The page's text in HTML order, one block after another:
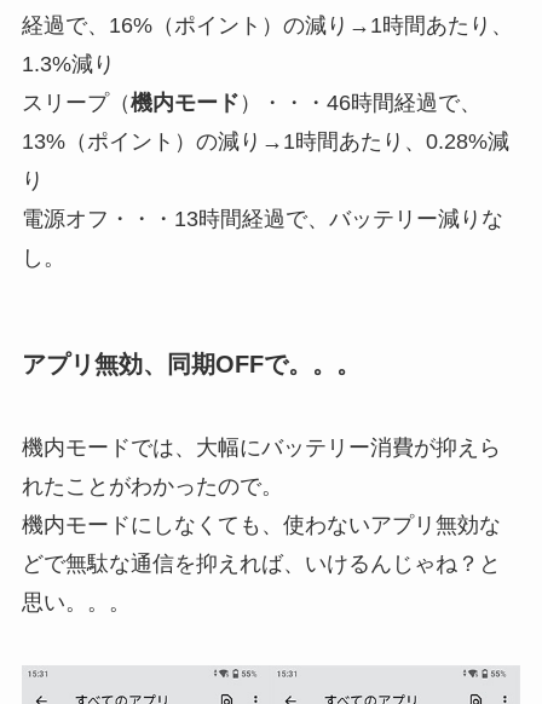
経過で、16%（ポイント）の減り→1時間あたり、
1.3%減り
スリープ（機内モード ）・・・46時間経過で、
13%（ポイント）の減り→1時間あたり、0.28%減
り
電源オフ・・・13時間経過で、バッテリー減りな
し。
アプリ無効、同期OFFで。。。
機内モードでは、大幅にバッテリー消費が抑えら
れたことがわかったので。
機内モードにしなくても、使わないアプリ無効な
どで無駄な通信を抑えれば、いけるんじゃね？と
思い。。。